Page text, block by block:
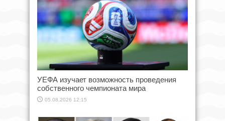
УЕФА изучает возможность проведения
собственного чемпионата мира
05.08.2026 12:15